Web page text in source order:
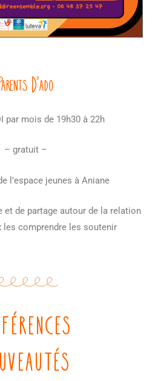
D'ado
par mois de 19h30 à 22h
– gratuit –
l’espace jeunes à Aniane
et de partage autour de la relation
les comprendre les soutenir